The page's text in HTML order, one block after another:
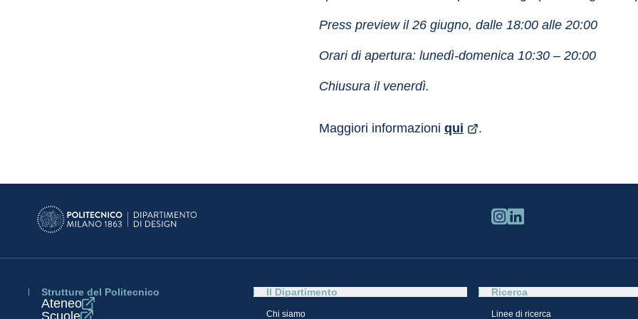
Press preview il 26 giugno, dalle 18:00 alle 20:00
Orari di apertura: lunedì-domenica 10:30 – 20:00
Chiusura il venerdì.
Maggiori informazioni qui .
Strutture del Politecnico
Ateneo
Scuole
Il Dipartimento
Chi siamo
Ricerca
Linee di ricerca